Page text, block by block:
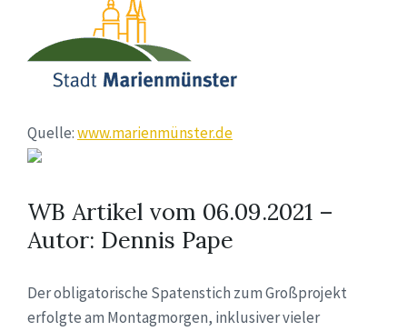
Quelle:www.marienmünster.de
WB Artikel vom 06.09.2021 –
Autor: Dennis Pape
Der obligatorische Spatenstich zum Großprojekt
erfolgte am Montagmorgen, inklusiver vieler